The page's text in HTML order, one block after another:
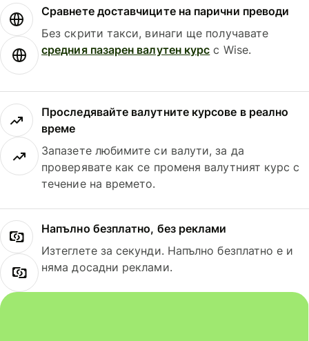
Сравнете доставчиците на парични преводи
Без скрити такси, винаги ще получавате
средния пазарен валутен курс с Wise.
Проследявайте валутните курсове в реално
време
Запазете любимите си валути, за да
проверявате как се променя валутният курс с
течение на времето.
Напълно безплатно, без реклами
Изтеглете за секунди. Напълно безплатно е и
няма досадни реклами.